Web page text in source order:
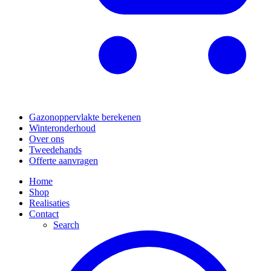
Gazonoppervlakte berekenen
Winteronderhoud
Over ons
Tweedehands
Offerte aanvragen
Home
Shop
Realisaties
Contact
Search